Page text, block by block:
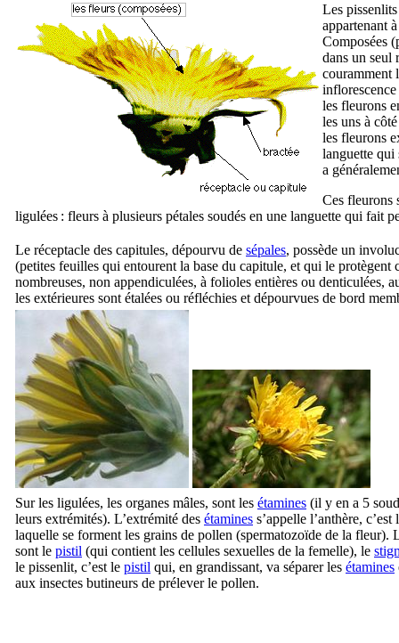
Les
appartenant
Composées
dans un seul
couramment
les fleurons
les uns à
les fleurons
languette qui
a
Ces fleurons
ligulées : fleurs à plusieurs pétales soudés en une languette qui fait
Le réceptacle des capitules, dépourvu de sépales, possède un
(petites feuilles qui entourent la base du capitule, et qui le protègent
nombreuses, non appendiculées, à folioles entières ou denticulées,
les extérieures sont étalées ou réfléchies et dépourvues de bord
Sur les ligulées, les organes mâles, sont les étamines (il y en a 5
leurs extrémités). L’extrémité des étamines s’appelle l’anthère, c’est
laquelle se forment les grains de pollen (spermatozoïde de la fleur).
sont le pistil (qui contient les cellules sexuelles de la femelle), le
le pissenlit, c’est le pistil qui, en grandissant, va séparer les étamines
aux insectes butineurs de prélever le pollen.